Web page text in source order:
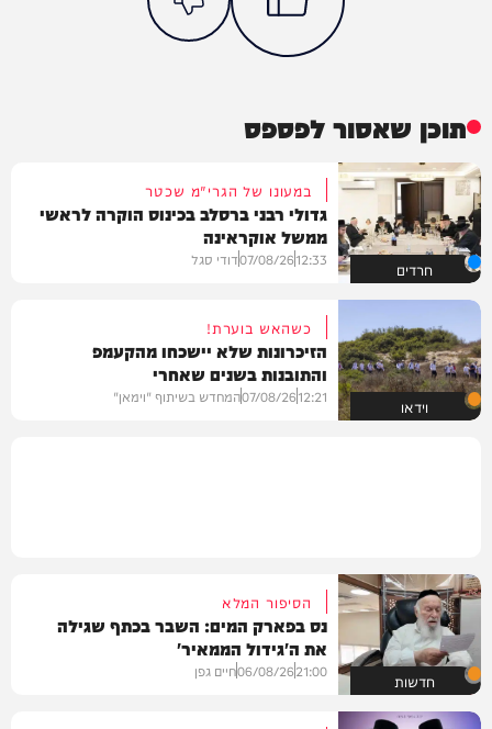
תוכן שאסור לפספס
חרדים
במעונו של הגרי"מ שכטר
גדולי רבני ברסלב בכינוס הוקרה לראשי
ממשל אוקראינה
12:33
07/08/26דודי סגל
וידאו
כשהאש בוערת!
הזיכרונות שלא יישכחו מהקעמפ
והתובנות בשנים שאחרי
12:21
07/08/26המחדש בשיתוף "וימאן"
חדשות
הסיפור המלא
נס בפארק המים: השבר בכתף שגילה
את ה'גידול הממאיר'
21:00
06/08/26חיים גפן